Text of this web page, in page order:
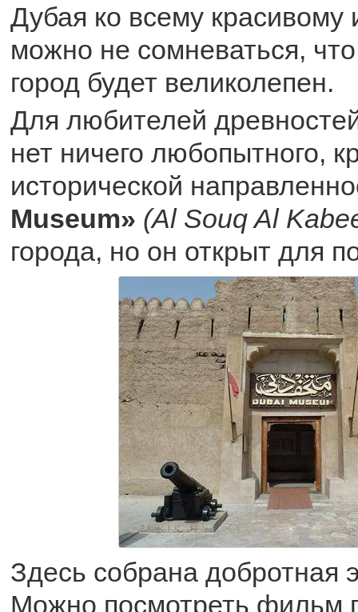
Дубая ко всему красивому
можно не сомневаться,
город будет великолепен.
Для любителей
нет ничего любопытного,
исторической
Museum» (Al Souq Al
города, но он открыт для
Здесь собрана добротная
Можно посмотреть фильм